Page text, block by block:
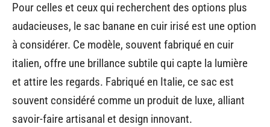
Pour celles et ceux qui recherchent des options plus
audacieuses, le sac banane en cuir irisé est une option
à considérer. Ce modèle, souvent fabriqué en cuir
italien, offre une brillance subtile qui capte la lumière
et attire les regards. Fabriqué en Italie, ce sac est
souvent considéré comme un produit de luxe, alliant
savoir-faire artisanal et design innovant.